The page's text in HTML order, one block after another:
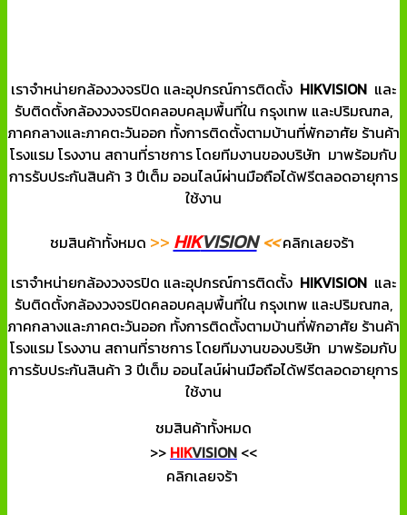
เราจำหน่ายกล้องวงจรปิด และอุปกรณ์การติดตั้ง HIKVISION และ
รับติดตั้งกล้องวงจรปิดคลอบคลุมพื้นที่ใน กรุงเทพ และปริมณฑล,
ภาคกลางและภาคตะวันออก ทั้งการติดตั้งตามบ้านที่พักอาศัย ร้านค้า
โรงแรม โรงงาน สถานที่ราชการ โดยทีมงานของบริษัท มาพร้อมกับ
การรับประกันสินค้า 3 ปีเต็ม ออนไลน์ผ่านมือถือได้ฟรีตลอดอายุการ
ใช้งาน
ชมสินค้าทั้งหมด >> HIKVISION <<คลิกเลยจร้า
เราจำหน่ายกล้องวงจรปิด และอุปกรณ์การติดตั้ง HIKVISION และ
รับติดตั้งกล้องวงจรปิดคลอบคลุมพื้นที่ใน กรุงเทพ และปริมณฑล,
ภาคกลางและภาคตะวันออก ทั้งการติดตั้งตามบ้านที่พักอาศัย ร้านค้า
โรงแรม โรงงาน สถานที่ราชการ โดยทีมงานของบริษัท มาพร้อมกับ
การรับประกันสินค้า 3 ปีเต็ม ออนไลน์ผ่านมือถือได้ฟรีตลอดอายุการ
ใช้งาน
ชมสินค้าทั้งหมด
>> HIKVISION <<
คลิกเลยจร้า